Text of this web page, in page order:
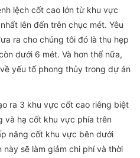
lệch cốt cao lớn từ khu vực
lên đến trên chục mét. Yêu
ra cho chúng tôi đó là thu hẹp
dưới 6 mét. Và hơn thế nữa,
yếu tố phong thủy trong dự án
ra 3 khu vực cốt cao riêng biệt
và hạ cốt khu vực phía trên
nâng cốt khu vực bên dưới
sẽ làm giảm chi phí và thời